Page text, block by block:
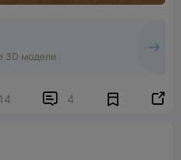
3D модели
14  4 